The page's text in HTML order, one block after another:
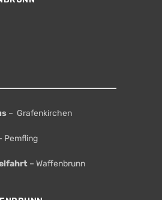
– Grafenkirchen
Pemfling
– Waffenbrunn